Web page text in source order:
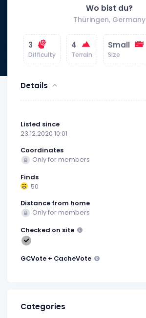
Wo bist du?
Thüringen, Germany
3
Difficulty
4
Terrain
Small
Size
Details
Listed since
23.12.2020 10:01
Coordinates
Only for members
Finds
50
Distance from home
Only for members
Checked on site
GCVote + CacheVote
Categories